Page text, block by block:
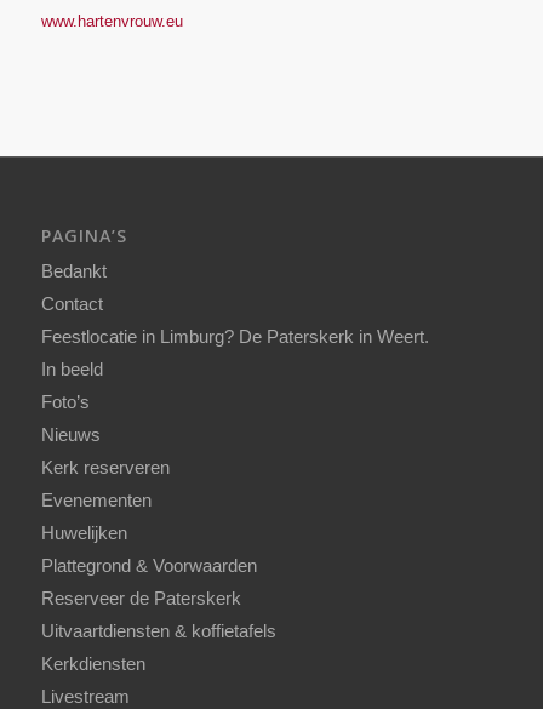
www.hartenvrouw.eu
PAGINA’S
Bedankt
Contact
Feestlocatie in Limburg? De Paterskerk in Weert.
In beeld
Foto’s
Nieuws
Kerk reserveren
Evenementen
Huwelijken
Plattegrond & Voorwaarden
Reserveer de Paterskerk
Uitvaartdiensten & koffietafels
Kerkdiensten
Livestream